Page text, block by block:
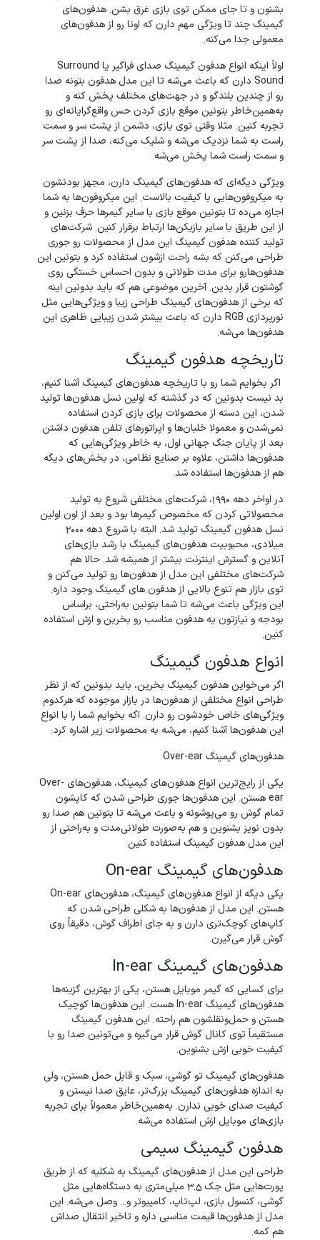
بشنون و تا جای ممکن توی بازی غرق بشن. هدفون‌های
گیمینگ چند تا ویژگی مهم دارن که اونا رو از هدفون‌های
معمولی جدا می‌کنه.
اولاً اینکه انواع هدفون گیمینگ صدای فراگیر یا Surround
Sound دارن که باعث می‌شه تا این مدل هدفون بتونه صدا
رو از چندین بلندگو و در جهت‌های مختلف پخش کنه و
به‌همین‌خاطر بتونین موقع بازی کردن حس واقع‌گرایانه‌ای رو
تجربه کنین. مثلا وقتی توی بازی، دشمن از پشت سر و سمت
راست به شما نزدیک می‌شه و شلیک می‌کنه، صدا از پشت سر
و سمت راست شما پخش می‌شه.
ویژگی دیگه‌ای که هدفون‌‌های گیمینگ دارن، مجهز بودنشون
به میکروفون‌هایی با کیفیت بالاست. این میکروفون‌ها به شما
اجازه می‌ده تا بتونین موقع بازی با سایر گیمرها حرف بزنین و
از این طریق با سایر بازیکن‌ها ارتباط برقرار کنین. شرکت‌های
تولید کننده هدفون گیمینگ این مدل از محصولات رو جوری
طراحی می‌کنن که بشه راحت ازشون استفاده کرد و بتونین این
هدفون‌هارو برای مدت طولانی و بدون احساس خستگی روی
گوشتون قرار بدین. آخرین موضوعی هم که باید بدونین اینه
که برخی از هدفون‌‌های گیمینگ طراحی زیبا و ویژگی‌هایی مثل
نورپردازی RGB دارن که باعث بیشتر شدن زیبایی ظاهری این
هدفون‌ها می‌شه.
تاریخچه هدفون گیمینگ
اگر بخوایم شما رو با تاریخچه هدفون‌های گیمینگ آشنا کنیم،
بد نیست بدونین که در گذشته که اولین نسل هدفون‌ها تولید
شدن، این دسته از محصولات برای بازی کردن استفاده
نمی‌شدن و معمولا خلبان‌ها و اپراتورهای تلفن هدفون‌ داشتن.
بعد از پایان جنگ جهانی اول، به خاطر ویژگی‌هایی که
هدفون‌ها داشتن، علاوه بر صنایع نظامی، در بخش‌های دیگه
هم از هدفون‌ها استفاده شد.
در اواخر دهه 1990، شرکت‌های مختلفی شروع به تولید
محصولاتی کردن که مخصوص گیمرها بود و بعد از اون اولین
نسل هدفون‌ گیمینگ تولید شد. البته با شروع دهه 2000
میلادی، محبوبیت هدفون‌‌های گیمینگ با رشد بازی‌های
آنلاین و گسترش اینترنت بیشتر از همیشه شد. حالا هم
شرکت‌های مختلفی این مدل از هدفون‌ها رو تولید می‌کنن و
توی بازار هم تنوع بالایی از هدفون‌ های گیمینگ وجود داره.
این ویژگی باعث می‌شه تا شما بتونین به‌راحتی، براساس
بودجه و نیازتون یه هدفون مناسب رو بخرین و ازش استفاده
کنین.
انواع هدفون گیمینگ
اگر می‌خواین هدفون گیمینگ بخرین، باید بدونین که از نظر
طراحی انواع مختلفی از هدفون‌ها در بازار موجوده که هرکدوم
ویژگی‌های خاص خودشون رو دارن. اگه بخوایم شما را با انواع
این هدفون‌ها آشنا کنیم، می‌شه به محصولات زیر اشاره کرد:
هدفون‌های گیمینگ Over-ear
یکی از رایج‌ترین انواع هدفون‌های گیمینگ، هدفون‌های Over-
ear هستن. این هدفون‌ها جوری طراحی شدن که کاپشون
تمام گوش رو می‌پوشونه و باعث می‌شه تا بتونین هم صدا رو
بدون نویز بشنوین و هم به‌صورت طولانی‌مدت و به‌راحتی از
این مدل هدفون گیمینگ استفاده کنین.
هدفون‌های گیمینگ On-ear
یکی دیگه از انواع هدفون‌‌های گیمینگ، هدفون‌های On-ear
هستن. این مدل از هدفون‌ها به شکلی طراحی شدن که
کاپ‌های کوچک‌تری دارن و به جای اطراف گوش، دقیقاً روی
گوش قرار می‌گیرن.
هدفون‌های گیمینگ In-ear
برای کسایی که گیمر موبایل هستن، یکی از بهترین گزینه‌ها
هدفون‌های گیمینگ In-ear هست. این هدفون‌ها کوچیک
هستن و حمل‌ونقلشون هم راحته. این هدفون گیمینگ
مستقیماً توی کانال گوش قرار می‌گیره و می‌تونین صدا رو با
کیفیت خوبی ازش بشنوین.
هدفون‌های گیمینگ تو گوشی، سبک و قابل حمل هستن، ولی
به اندازه هدفون‌‌های گیمینگ بزرگ‌تر، عایق صدا نیستن و
کیفیت صدای خوبی ندارن. به‌همین‌خاطر معمولاً برای تجربه
بازی‌های موبایل ازش استفاده می‌شه.
هدفون گیمینگ سیمی
طراحی این مدل از هدفون‌‌های گیمینگ به شکلیه که از طریق
پورت‌هایی مثل جک 3.5 میلی‌متری به دستگاه‌هایی مثل
گوشی، کنسول بازی، لپ‌تاپ، کامپیوتر و... وصل می‌شه. این
مدل از هدفون‌ها قیمت مناسبی داره و تاخیر انتقال صداش
هم کمه.